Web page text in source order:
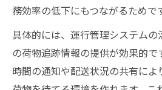
務効率の低下にもつながるためで
具体的には、運行管理システム
の荷物追跡情報の提供が効果的で
時間の通知や配送状況の共有によ